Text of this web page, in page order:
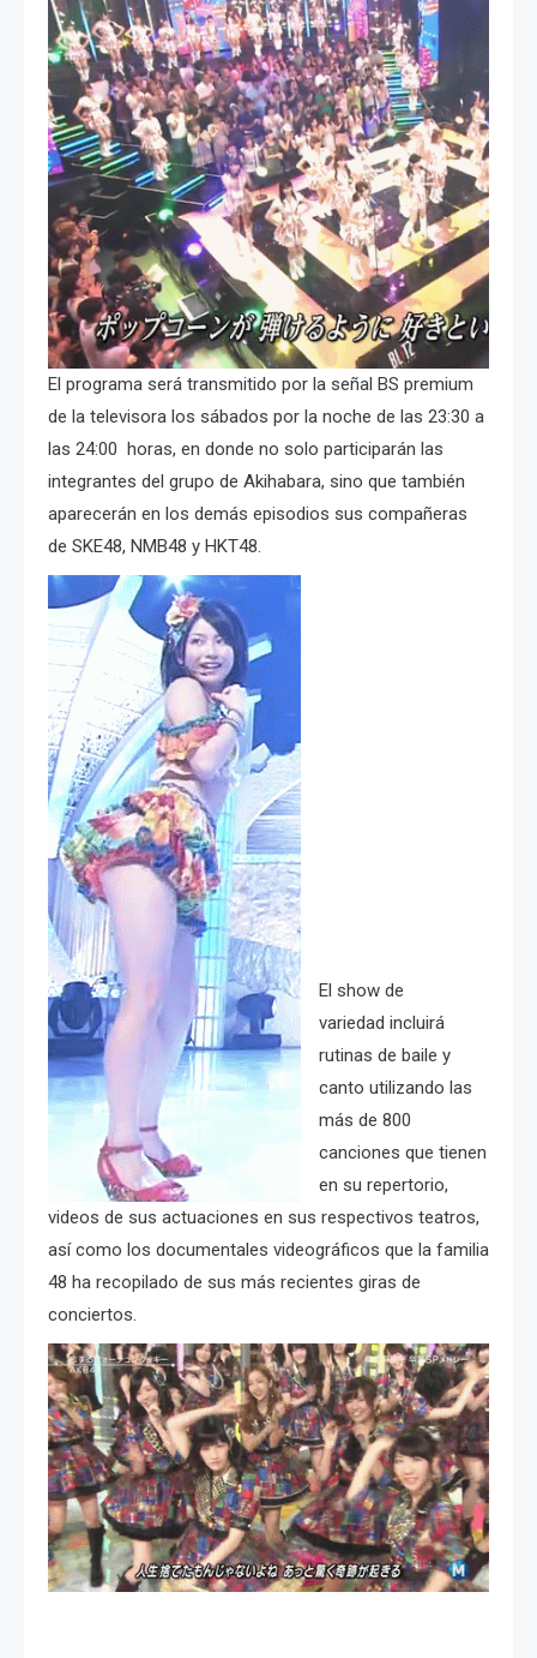
El programa será transmitido por la señal BS premium
de la televisora los sábados por la noche de las 23:30 a
las 24:00 horas, en donde no solo participarán las
integrantes del grupo de Akihabara, sino que también
aparecerán en los demás episodios sus compañeras
de SKE48, NMB48 y HKT48.
El show de
variedad incluirá
rutinas de baile y
canto utilizando las
más de 800
canciones que tienen
en su repertorio,
videos de sus actuaciones en sus respectivos teatros,
así como los documentales videográficos que la familia
48 ha recopilado de sus más recientes giras de
conciertos.